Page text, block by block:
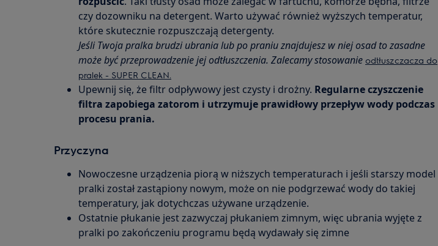
czy dozowniku na detergent. Warto używać również wyższych temperatur,
które skutecznie rozpuszczają detergenty.
Jeśli Twoja pralka brudzi ubrania lub po praniu znajdujesz w niej osad to zasadne
może być przeprowadzenie jej odtłuszczenia. Zalecamy stosowanie odtłuszczacza do
pralek - SUPER CLEAN.
Upewnij się, że filtr odpływowy jest czysty i drożny. Regularne czyszczenie
filtra zapobiega zatorom i utrzymuje prawidłowy przepływ wody podczas
procesu prania.
Przyczyna
Nowoczesne urządzenia piorą w niższych temperaturach i jeśli starszy model
pralki został zastąpiony nowym, może on nie podgrzewać wody do takiej
temperatury, jak dotychczas używane urządzenie.
Ostatnie płukanie jest zazwyczaj płukaniem zimnym, więc ubrania wyjęte z
pralki po zakończeniu programu będą wydawały się zimne